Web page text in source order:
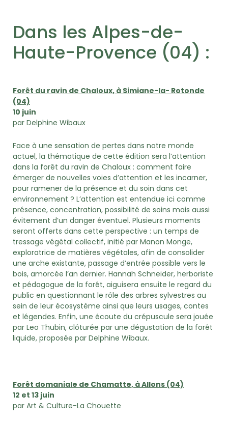
Dans les Alpes-de-
Haute-Provence (04) :
Forêt du ravin de Chaloux, à Simiane-la- Rotonde
(04)
10 juin
par Delphine Wibaux
Face à une sensation de pertes dans notre monde
actuel, la thématique de cette édition sera l’attention
dans la forêt du ravin de Chaloux : comment faire
émerger de nouvelles voies d’attention et les incarner,
pour ramener de la présence et du soin dans cet
environnement ? L’attention est entendue ici comme
présence, concentration, possibilité de soins mais aussi
évitement d’un danger éventuel. Plusieurs moments
seront offerts dans cette perspective : un temps de
tressage végétal collectif, initié par Manon Monge,
exploratrice de matières végétales, afin de consolider
une arche existante, passage d’entrée possible vers le
bois, amorcée l’an dernier. Hannah Schneider, herboriste
et pédagogue de la forêt, aiguisera ensuite le regard du
public en questionnant le rôle des arbres sylvestres au
sein de leur écosystème ainsi que leurs usages, contes
et légendes. Enfin, une écoute du crépuscule sera jouée
par Leo Thubin, clôturée par une dégustation de la forêt
liquide, proposée par Delphine Wibaux.
Forêt domaniale de Chamatte, à Allons (04)
12 et 13 juin
par Art & Culture-La Chouette